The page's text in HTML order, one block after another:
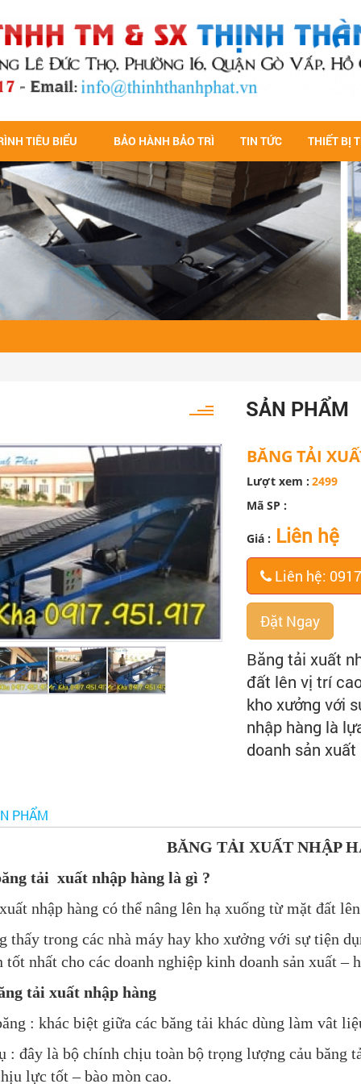
TIÊU BIỂU BẢO HÀNH BẢO TRÌ TIN TỨC THIẾT BỊ
SẢN PHẨM
BĂNG TẢI
Lượt xem : 2499
Mã SP :
Giá : Liên hệ
Liên hệ:
Đặt Ngay
Băng tải xuất
đất lên vị trí
kho xưởng với
nhập hàng là
doanh sản
PHẨM
BĂNG TẢI XUẤT NHẬP
tải xuất nhập hàng là gì ?
nhập hàng có thể nâng lên hạ xuống từ mặt đất
thấy trong các nhà máy hay kho xưởng với sự tiện
tốt nhất cho các doanh nghiệp kinh doanh sản xuất –
tải xuất nhập hàng
: khác biệt giữa các băng tải khác dùng làm vât
: đây là bộ chính chịu toàn bộ trọng lượng cảu
lực tốt – bào mòn cao.